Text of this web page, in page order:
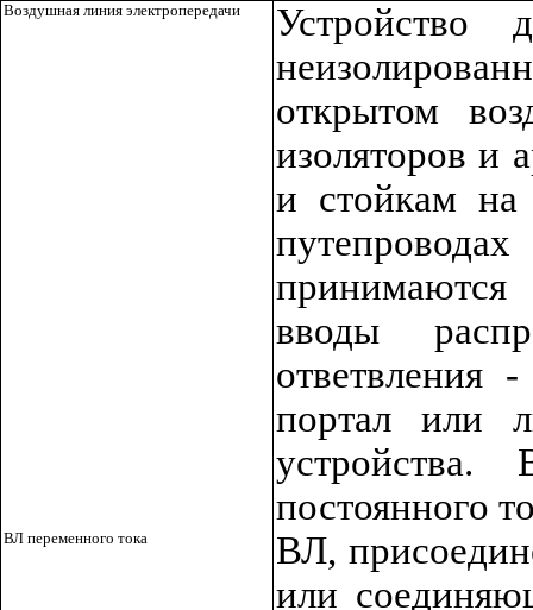
Воздушная линия электропередачи
Устройство
открытом
изоляторов и
и стойкам на
вводы
ответвления
портал или
постоянного
ВЛ переменного тока
ВЛ,
или